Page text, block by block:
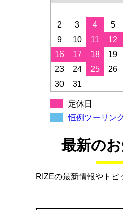
2
3 4 5
9
10 11 12
16
17 18 19
23
24 25 26
30
31
定休日
恒例ツーリン
最新の
RIZEの最新情報やトピ